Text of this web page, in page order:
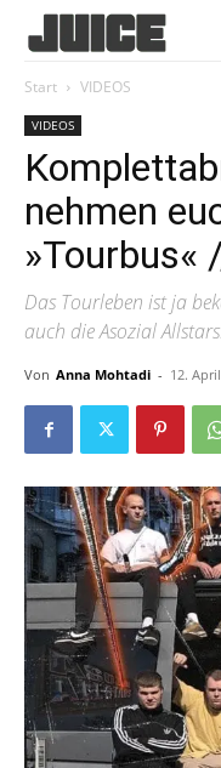
Start VIDEOS
VIDEOS
nehmen
»Tourbus«
Das Tourleben ist ja
auch die Asozial Allstars.
Von Anna Mohtadi - 12.